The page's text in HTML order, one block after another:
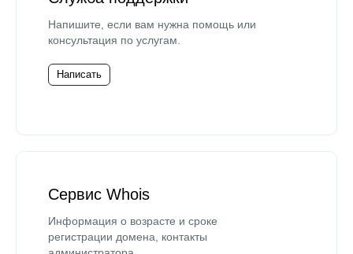
Напишите, если вам нужна помощь или
консультация по услугам.
Написать
Сервис Whois
Информация о возрасте и сроке
регистрации домена, контакты